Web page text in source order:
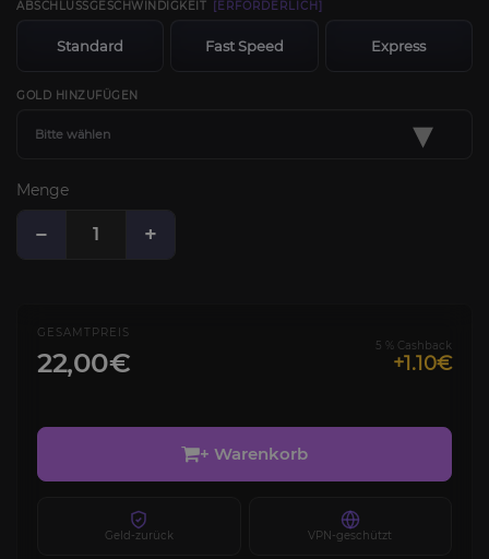
ABSCHLUSSGESCHWINDIGKEIT [ERFORDERLICH]
Standard Fast Speed Express
GOLD HINZUFÜGEN
Bitte wählen ▾
Menge
− +
GESAMTPREIS
22,00€
5 % Cashback
+1.10€
+ Warenkorb
Geld-zurück VPN-geschützt